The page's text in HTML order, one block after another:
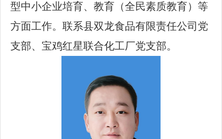
型中小企业培育、教育（全民素质教育）等
方面工作。联系县双龙食品有限责任公司党
支部、宝鸡红星联合化工厂党支部。